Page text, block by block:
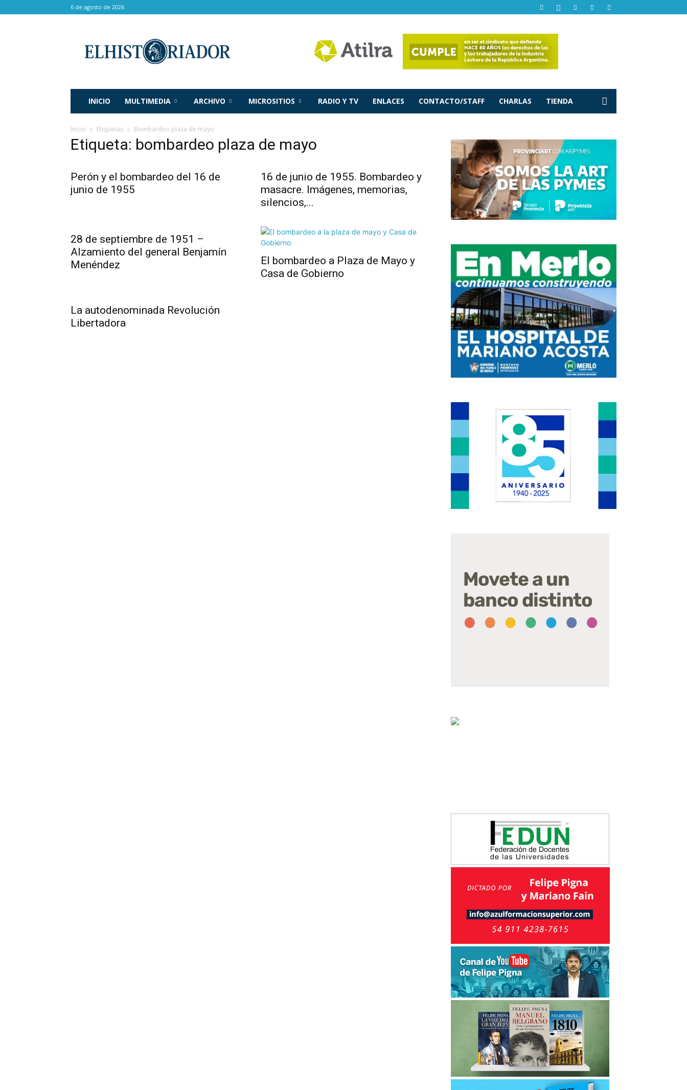
6 de agosto de 2026
Historiador
INICIO MULTIMEDIA ARCHIVO MICROSITIOS RADIO Y TV ENLACES CONTACTO/STAFF CHARLAS TIENDA
Inicio Etiquetas Bombardeo plaza de mayo
Etiqueta: bombardeo plaza de mayo
Perón y el bombardeo del 16 de
junio de 1955
16 de junio de 1955. Bombardeo y
masacre. Imágenes, memorias,
silencios,...
28 de septiembre de 1951 –
Alzamiento del general Benjamín
Menéndez
El bombardeo a Plaza de Mayo y
Casa de Gobierno
La autodenominada Revolución
Libertadora